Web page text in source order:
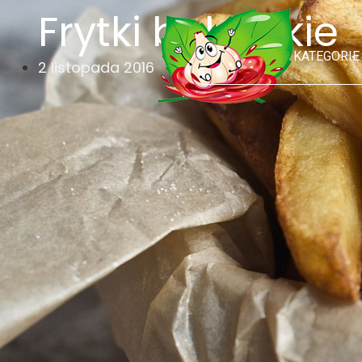
KATEGORIE
Frytki belgijskie
2 listopada 2016